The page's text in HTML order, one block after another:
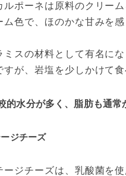
ルポーネは原料のクリー
ム色で、ほのかな甘みを
ミスの材料として有名に
すが、岩塩を少しかけて
的水分が多く、脂肪も通
ジチーズ
ージチーズは、乳酸菌を